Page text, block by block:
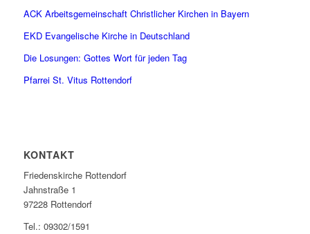
ACK Arbeitsgemeinschaft Christlicher Kirchen in Bayern
EKD Evangelische Kirche in Deutschland
Die Losungen: Gottes Wort für jeden Tag
Pfarrei St. Vitus Rottendorf
KONTAKT
Friedenskirche Rottendorf
Jahnstraße 1
97228 Rottendorf
Tel.: 09302/1591